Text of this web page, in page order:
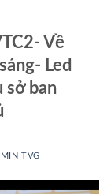
Về
Led
sở ban
TVG